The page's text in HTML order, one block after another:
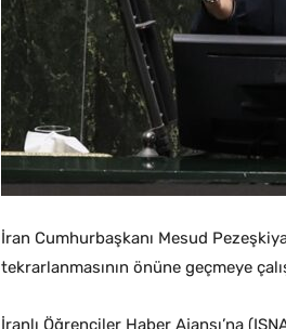
İran Cumhurbaşkanı Mesud
tekrarlanmasının önüne geçmeye
İranlı Öğrenciler Haber Ajansı’na